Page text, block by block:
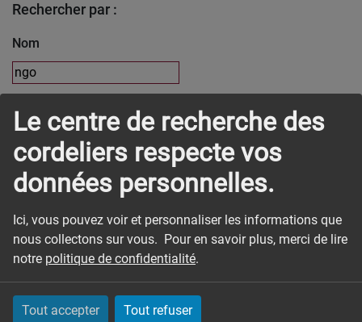
Le centre de recherche des
cordeliers respecte vos
données personnelles.
Ici, vous pouvez voir et personnaliser les informations que
nous collectons sur vous. Pour en savoir plus, merci de lire
notre politique de confidentialité.
Tout accepter Tout refuser
Rechercher par :
Nom
Prénom
Mot clé
Rechercher